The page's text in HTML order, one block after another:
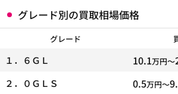
グレード別の買取相場価格
グレード
１．６ＧＬ 10.1万円〜
２．０ＧＬＳ 0.5万円〜